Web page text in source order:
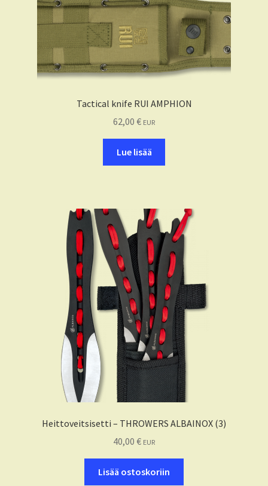
Tactical knife RUI AMPHION
62,00 € EUR
Lue lisää
Heittoveitsisetti – THROWERS ALBAINOX (3)
40,00 € EUR
Lisää ostoskoriin